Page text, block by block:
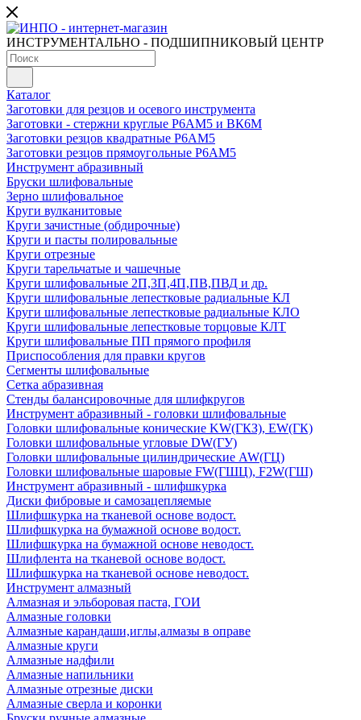
ИНСТРУМЕНТАЛЬНО - ПОДШИПНИКОВЫЙ ЦЕНТР
Каталог
Заготовки для резцов и осевого инструмента
Заготовки - стержни круглые Р6АМ5 и ВК6М
Заготовки резцов квадратные Р6АМ5
Заготовки резцов прямоугольные Р6АМ5
Инструмент абразивный
Бруски шлифовальные
Зерно шлифовальное
Круги вулканитовые
Круги зачистные (обдирочные)
Круги и пасты полировальные
Круги отрезные
Круги тарельчатые и чашечные
Круги шлифовальные 2П,3П,4П,ПВ,ПВД и др.
Круги шлифовальные лепестковые радиальные КЛ
Круги шлифовальные лепестковые радиальные КЛО
Круги шлифовальные лепестковые торцовые КЛТ
Круги шлифовальные ПП прямого профиля
Приспособления для правки кругов
Сегменты шлифовальные
Сетка абразивная
Стенды балансировочные для шлифкругов
Инструмент абразивный - головки шлифовальные
Головки шлифовальные конические KW(ГКЗ), EW(ГК)
Головки шлифовальные угловые DW(ГУ)
Головки шлифовальные цилиндрические AW(ГЦ)
Головки шлифовальные шаровые FW(ГШЦ), F2W(ГШ)
Инструмент абразивный - шлифшкурка
Диски фибровые и самозацепляемые
Шлифшкурка на тканевой основе водост.
Шлифшкурка на бумажной основе водост.
Шлифшкурка на бумажной основе неводост.
Шлифлента на тканевой основе водост.
Шлифшкурка на тканевой основе неводост.
Инструмент алмазный
Алмазная и эльборовая паста, ГОИ
Алмазные головки
Алмазные карандаши,иглы,алмазы в оправе
Алмазные круги
Алмазные надфили
Алмазные напильники
Алмазные отрезные диски
Алмазные сверла и коронки